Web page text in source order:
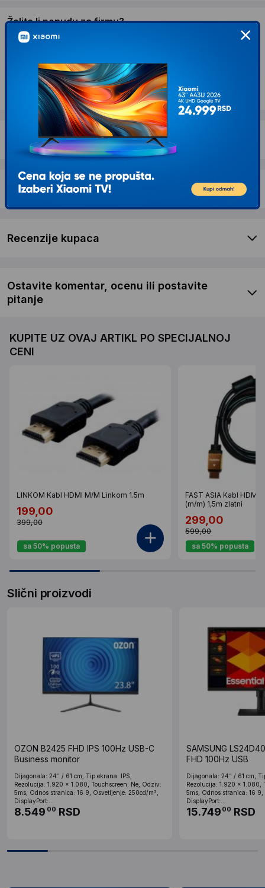
Želite li ponudu za firmu?
Opis proizvoda DELL 23.8'' U2422H USB-C
UltraSharp IPS monitor
Dostava i povrat
Garancija
Recenzije kupaca
Ostavite komentar, ocenu ili postavite
pitanje
KUPITE UZ OVAJ ARTIKL PO SPECIJALNOJ
CENI
LINKOM Kabl HDMI M/M Linkom 1.5m
199,00
399,00
sa 50% popusta
FAST ASIA Kabl HDMI
(m/m) 1,5m zlatni
299,00
599,00
sa 50% popusta
Slični proizvodi
OZON B2425 FHD IPS 100Hz USB-C
Business monitor
Dijagonala: 24˝ / 61 cm, Tip ekrana: IPS,
Rezolucija: 1.920 x 1.080, Touchscreen: Ne, Odziv:
5ms, Odnos stranica: 16:9, Osvetljenje: 250cd/m²,
DisplayPort:...
8.549 00 RSD
SAMSUNG
FHD 100Hz USB
Dijagonala: 24˝ / 61 cm,
Rezolucija: 1.920 x 1.080,
5ms, Odnos stranica:
DisplayPort:...
15.749 00 RSD